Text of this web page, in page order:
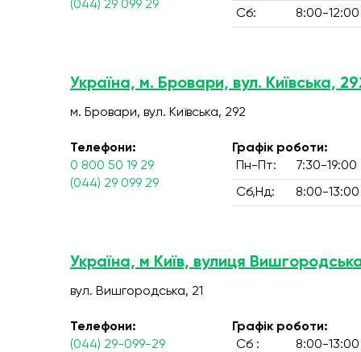
(044) 29 099 29
Сб: 8:00-12:00
Україна, м. Бровари, вул. Київська,
м. Бровари, вул. Київська, 292
Телефони:
0 800 50 19 29
(044) 29 099 29
Графік роботи:
Пн-Пт:
7:30-19:00
Сб,Нд: 8:00-13:00
Україна, м Київ, вулиця
вул. Вишгородська, 21
Телефони:
(044) 29-099-29
Графік роботи:
Сб :
8:00-13:00